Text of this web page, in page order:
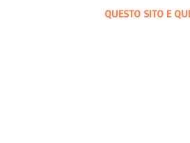
QUESTO SITO E